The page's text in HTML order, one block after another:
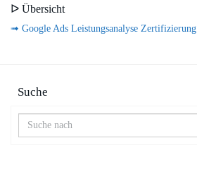
ᐅ Übersicht
➟ Google Ads Leistungsanalyse Zertifizierung
Suche